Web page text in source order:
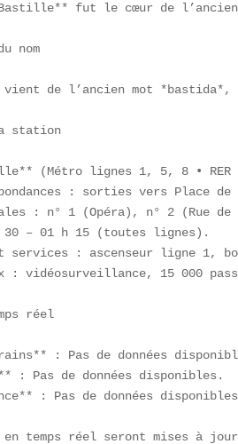
fut le cœur de
nom
vient de l’ancien mot
station
(Métro lignes 1, 5, 8 • RER
: sorties vers Place
: n° 1 (Opéra), n° 2 (Rue
30 – 01 h 15 (toutes lignes).
services : ascenseur ligne 1,
vidéosurveillance, 15 000
réel
: Pas de données
: Pas de données disponibles.
: Pas de données
en temps réel seront mises à